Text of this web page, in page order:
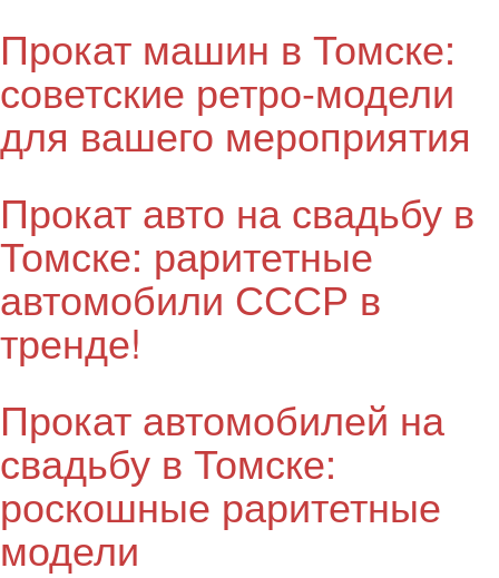
Прокат машин в Томске:
советские ретро-модели
для вашего мероприятия
Прокат авто на свадьбу в
Томске: раритетные
автомобили СССР в
тренде!
Прокат автомобилей на
свадьбу в Томске:
роскошные раритетные
модели